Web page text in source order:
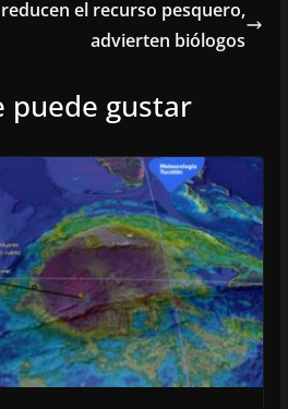
el recurso pesquero,
advierten biólogos
puede gustar